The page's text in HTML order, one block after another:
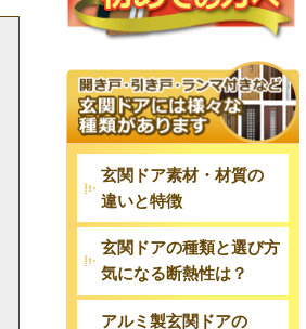
玄関ドア素材・材質の
違いと特徴
玄関ドアの種類と選び方
気になる断熱性は？
アルミ製玄関ドアの